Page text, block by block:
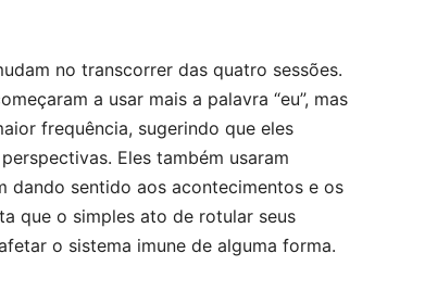
no transcorrer das quatro sessões.
a usar mais a palavra “eu”, mas
frequência, sugerindo que eles
Eles também usaram
dando sentido aos acontecimentos e os
que o simples ato de rotular seus
o sistema imune de alguma forma.